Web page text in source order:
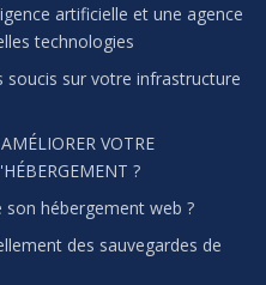
artificielle et une agence
technologies
soucis sur votre infrastructure
VOTRE
?
hébergement web ?
des sauvegardes de